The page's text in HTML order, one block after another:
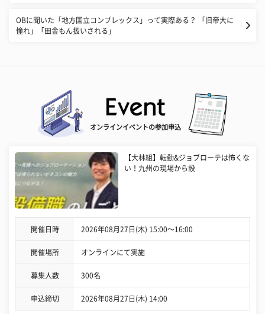
OBに聞いた「地方国立コンプレックス」って実際ある？ 「旧帝大に
憧れ」「田舎もん扱いされる」
オンラインイベントの参加申込
【大林組】転勤&ジョブローテは怖くな
い！九州の現場から設
開催日時 2026年08月27日(木) 15:00〜16:00
開催場所 オンラインにて実施
募集人数 300名
申込締切 2026年08月27日(木) 14:00